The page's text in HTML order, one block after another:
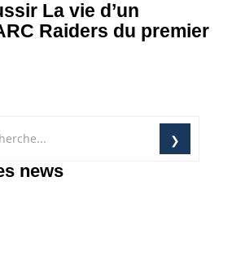
La vie d’un
Raiders du premier
news